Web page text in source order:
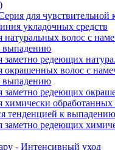
для чувствительной
укладочных средств
натуральных волос с
выпадению
заметно редеющих
окрашенных волос с
выпадению
заметно редеющих
химически обработанных
тенденцией к выпадению
заметно редеющих
- Интенсивный уход